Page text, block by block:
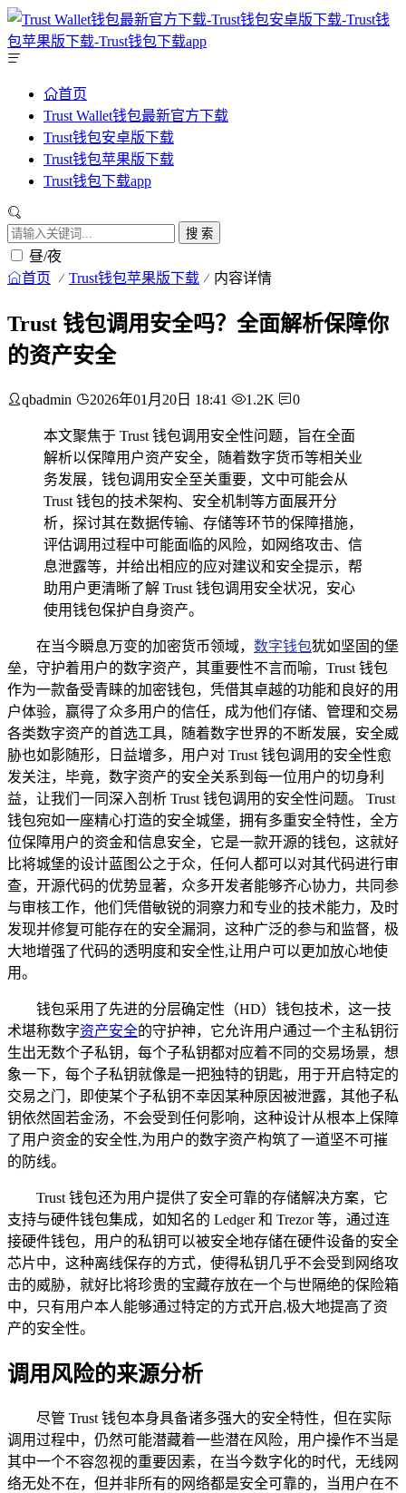
首页
Trust Wallet钱包最新官方下载
Trust钱包安卓版下载
Trust钱包苹果版下载
Trust钱包下载app
搜 索
昼/夜
首页 Trust钱包苹果版下载 内容详情
Trust 钱包调用安全吗？全面解析保障你
的资产安全
qbadmin 2026年01月20日 18:41 1.2K 0
本文聚焦于 Trust 钱包调用安全性问题，旨在全面
解析以保障用户资产安全，随着数字货币等相关业
务发展，钱包调用安全至关重要，文中可能会从
Trust 钱包的技术架构、安全机制等方面展开分
析，探讨其在数据传输、存储等环节的保障措施，
评估调用过程中可能面临的风险，如网络攻击、信
息泄露等，并给出相应的应对建议和安全提示，帮
助用户更清晰了解 Trust 钱包调用安全状况，安心
使用钱包保护自身资产。
在当今瞬息万变的加密货币领域， 数字钱包犹如坚固的堡
垒，守护着用户的数字资产，其重要性不言而喻，Trust 钱包
作为一款备受青睐的加密钱包，凭借其卓越的功能和良好的用
户体验，赢得了众多用户的信任，成为他们存储、管理和交易
各类数字资产的首选工具，随着数字世界的不断发展，安全威
胁也如影随形，日益增多，用户对 Trust 钱包调用的安全性愈
发关注，毕竟，数字资产的安全关系到每一位用户的切身利
益，让我们一同深入剖析 Trust 钱包调用的安全性问题。 Trust
钱包宛如一座精心打造的安全城堡，拥有多重安全特性，全方
位保障用户的资金和信息安全，它是一款开源的钱包，这就好
比将城堡的设计蓝图公之于众，任何人都可以对其代码进行审
查，开源代码的优势显著，众多开发者能够齐心协力，共同参
与审核工作，他们凭借敏锐的洞察力和专业的技术能力，及时
发现并修复可能存在的安全漏洞，这种广泛的参与和监督，极
大地增强了代码的透明度和安全性,让用户可以更加放心地使
用。
钱包采用了先进的分层确定性（HD）钱包技术，这一技
术堪称数字资产安全的守护神，它允许用户通过一个主私钥衍
生出无数个子私钥，每个子私钥都对应着不同的交易场景，想
象一下，每个子私钥就像是一把独特的钥匙，用于开启特定的
交易之门，即使某个子私钥不幸因某种原因被泄露，其他子私
钥依然固若金汤，不会受到任何影响，这种设计从根本上保障
了用户资金的安全性,为用户的数字资产构筑了一道坚不可摧
的防线。
Trust 钱包还为用户提供了安全可靠的存储解决方案，它
支持与硬件钱包集成，如知名的 Ledger 和 Trezor 等，通过连
接硬件钱包，用户的私钥可以被安全地存储在硬件设备的安全
芯片中，这种离线保存的方式，使得私钥几乎不会受到网络攻
击的威胁，就好比将珍贵的宝藏存放在一个与世隔绝的保险箱
中，只有用户本人能够通过特定的方式开启,极大地提高了资
产的安全性。
调用风险的来源分析
尽管 Trust 钱包本身具备诸多强大的安全特性，但在实际
调用过程中，仍然可能潜藏着一些潜在风险，用户操作不当是
其中一个不容忽视的重要因素，在当今数字化的时代，无线网
络无处不在，但并非所有的网络都是安全可靠的，当用户在不